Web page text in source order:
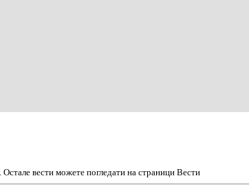
вести можете погледати на страници Вести